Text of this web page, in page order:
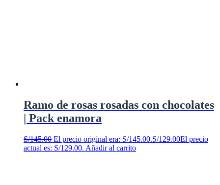
Ramo de rosas rosadas con chocolates
| Pack enamora
S/145.00 El precio original era: S/145.00.S/129.00El precio
actual es: S/129.00. Añadir al carrito